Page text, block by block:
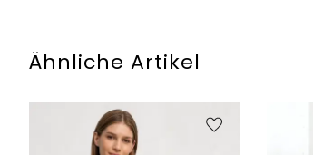
Ähnliche Artikel